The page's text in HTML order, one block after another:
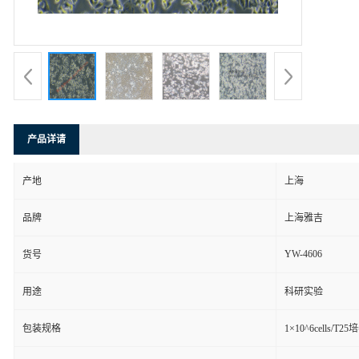
产品详请
产地 上海
品牌 上海雅吉
货号 YW-4606
用途 科研实验
包装规格 1×10^6cells/T25